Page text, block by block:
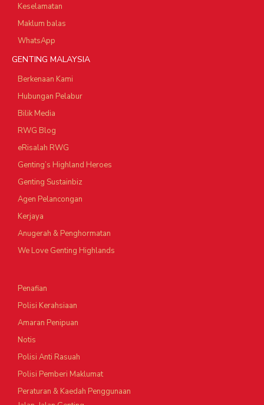
Keselamatan
Maklum balas
WhatsApp
GENTING MALAYSIA
Berkenaan Kami
Hubungan Pelabur
Bilik Media
RWG Blog
eRisalah RWG
Genting’s Highland Heroes
Genting Sustainbiz
Agen Pelancongan
Kerjaya
Anugerah & Penghormatan
We Love Genting Highlands
Penafian
Polisi Kerahsiaan
Amaran Penipuan
Notis
Polisi Anti Rasuah
Polisi Pemberi Maklumat
Peraturan & Kaedah Penggunaan